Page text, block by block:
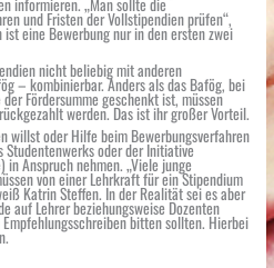
und Fristen der Vollstipendien prüfen“,
eine Bewerbung nur in den ersten zwei
nicht beliebig mit anderen
– kombinierbar. Anders als das Bafög, bei
Fördersumme geschenkt ist, müssen
werden. Das ist ihr großer Vorteil.
willst oder Hilfe beim Bewerbungsverfahren
oder der Initiative
Anspruch nehmen. „Viele junge
von einer Lehrkraft für ein Stipendium
Katrin Steffen. In der Realität sei es aber
auf Lehrer beziehungsweise Dozenten
bitten sollten. Hierbei